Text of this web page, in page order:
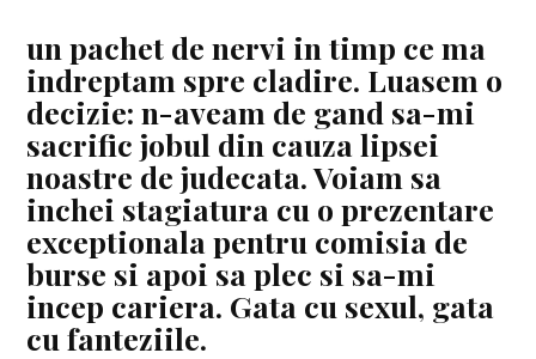
un pachet de nervi in timp ce ma
indreptam spre cladire. Luasem o
decizie: n-aveam de gand sa-mi
sacrific jobul din cauza lipsei
noastre de judecata. Voiam sa
inchei stagiatura cu o prezentare
exceptionala pentru comisia de
burse si apoi sa plec si sa-mi
incep cariera. Gata cu sexul, gata
cu fanteziile.